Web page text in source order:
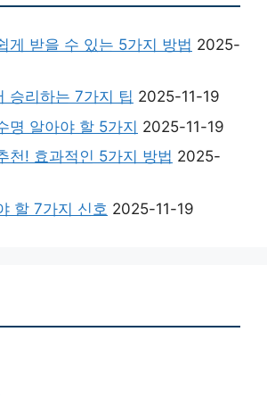
게 받을 수 있는 5가지 방법 2025-
승리하는 7가지 팁 2025-11-19
명 알아야 할 5가지 2025-11-19
천! 효과적인 5가지 방법 2025-
할 7가지 신호 2025-11-19